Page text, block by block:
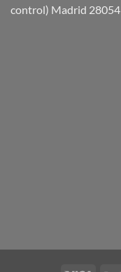
control) Madrid 28054